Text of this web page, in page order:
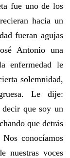
fue uno de los
hacia un
fueran agujas
Antonio una
enfermedad le
solemnidad,
Le dije:
que soy un
que detrás
conocíamos
nuestras voces